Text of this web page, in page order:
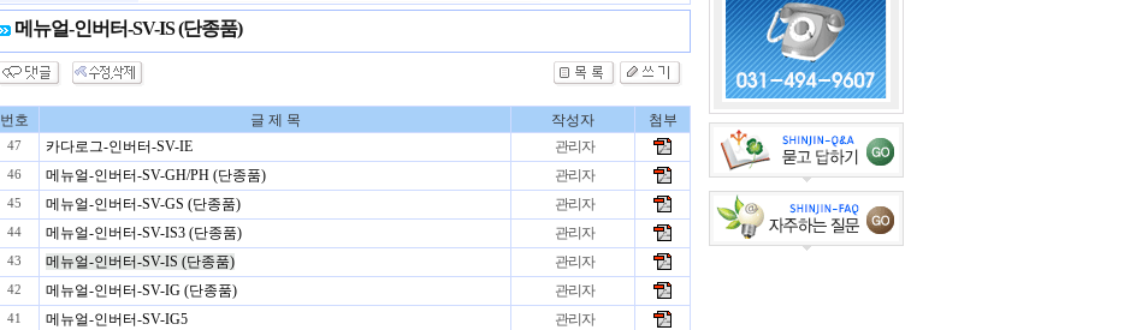
메뉴얼-인버터-SV-IS (단종품)
번호 글 제 목 작성자 첨부
47 카다로그-인버터-SV-IE 관리자
46 메뉴얼-인버터-SV-GH/PH (단종품) 관리자
45 메뉴얼-인버터-SV-GS (단종품) 관리자
44 메뉴얼-인버터-SV-IS3 (단종품) 관리자
43 메뉴얼-인버터-SV-IS (단종품) 관리자
42 메뉴얼-인버터-SV-IG (단종품) 관리자
41 메뉴얼-인버터-SV-IG5 관리자